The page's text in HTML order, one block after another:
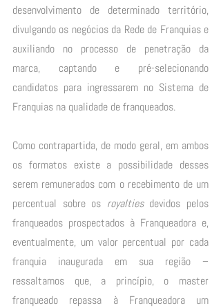
desenvolvimento de determinado território,
divulgando os negócios da Rede de Franquias e
auxiliando no processo de penetração da
marca, captando e pré-selecionando
candidatos para ingressarem no Sistema de
Franquias na qualidade de franqueados.
Como contrapartida, de modo geral, em ambos
os formatos existe a possibilidade desses
serem remunerados com o recebimento de um
percentual sobre os royalties devidos pelos
franqueados prospectados à Franqueadora e,
eventualmente, um valor percentual por cada
franquia inaugurada em sua região –
ressaltamos que, a princípio, o master
franqueado repassa à Franqueadora um